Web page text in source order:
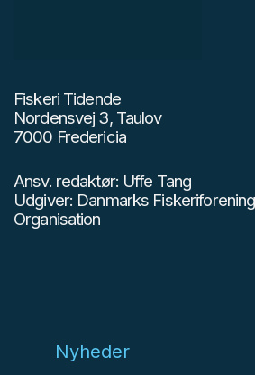
Fiskeri Tidende
Nordensvej 3, Taulov
7000 Fredericia
Ansv. redaktør: Uffe Tang
Udgiver: Danmarks
Organisation
Nyheder